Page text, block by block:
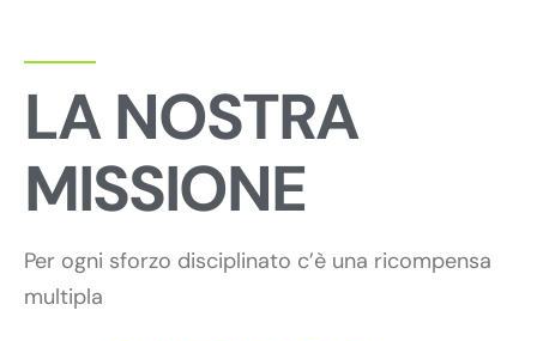
LA NOSTRA
MISSIONE
Per ogni sforzo disciplinato c’è una ricompensa
multipla